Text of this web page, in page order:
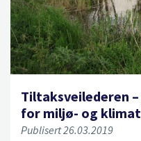
Tiltaksveilederen
for miljø- og
Publisert 26.03.2019